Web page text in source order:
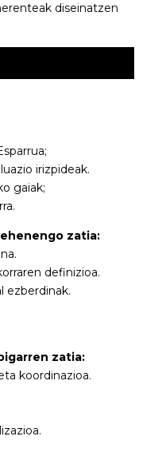
diseinatzen
irizpideak.
gaiak;
zatia:
definizioa.
ezberdinak.
zatia:
koordinazioa.